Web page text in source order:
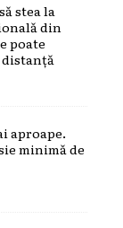
stea la
din
poate
aproape.
minimă de